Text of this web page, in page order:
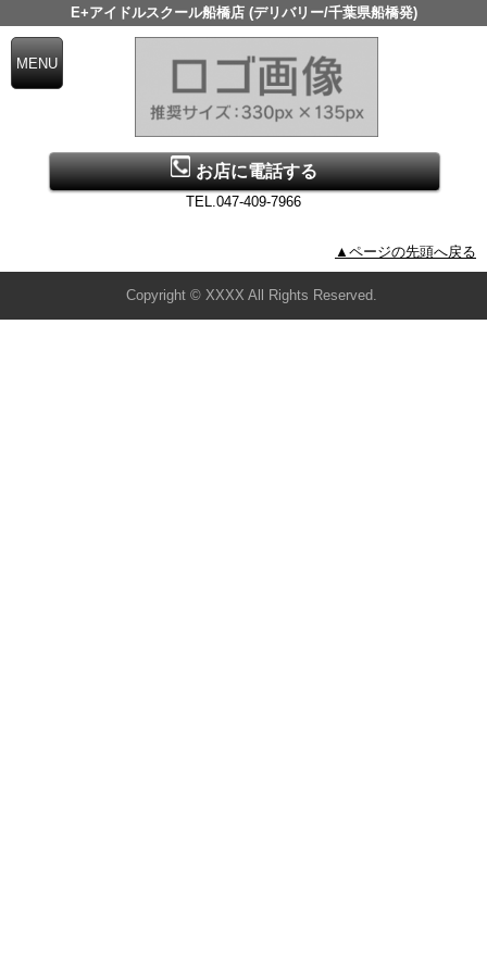
E+アイドルスクール船橋店 (デリバリー/千葉県船橋発)
お店に電話する
TEL.047-409-7966
▲ページの先頭へ戻る
Copyright © XXXX All Rights Reserved.